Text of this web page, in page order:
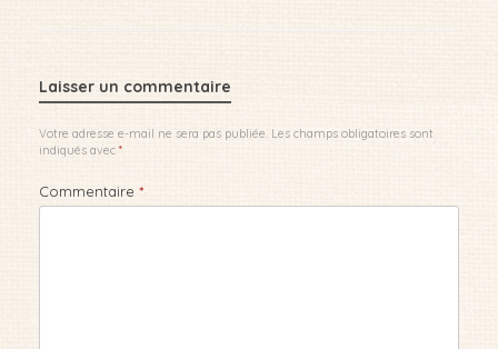
Laisser un commentaire
Votre adresse e-mail ne sera pas publiée. Les champs obligatoires sont
indiqués avec *
Commentaire *